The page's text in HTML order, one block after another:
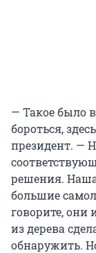
— Такое было
бороться,
президент. —
решения. Наша
большие
говорите, они
из дерева
обнаружить.